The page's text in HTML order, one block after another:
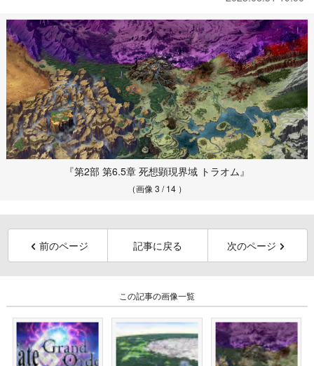
『第2部 第6.5章 死想顕現界域 トラオム』
（画像 3 / 14 ）
前のページ 記事に戻る 次のページ
この記事の画像一覧